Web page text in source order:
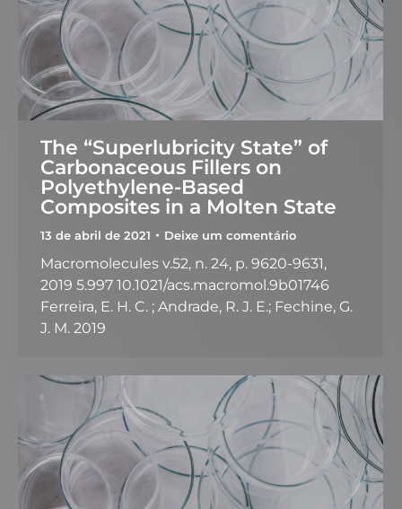
The “Superlubricity State” of
Carbonaceous Fillers on
Polyethylene-Based
Composites in a Molten State
13 de abril de 2021 Deixe um comentário
Macromolecules v.52, n. 24, p. 9620-9631,
2019 5.997 10.1021/acs.macromol.9b01746
Ferreira, E. H. C. ; Andrade, R. J. E.; Fechine, G.
J. M. 2019